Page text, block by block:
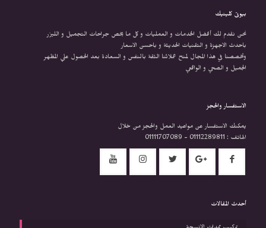
بيوتى كلينيك
نحن نقدم لك أفضل الخدمات و العمليات و كل ما يخص جراحات التجميل و الليزر
باحدث الاجهزة و التقنيات الحديثة و باحسن الاسعار
وتخصصنا في هذا المجال لمنح عملائنا الثقة بالنفس و السعادة بعد الحصول علي المظهر
الجميل و الصحي و الواقعي
الاستفسار والحجز
يمكنك الاستفسار عن مواعيد العمل والحجز من خلال
الهاتف : 01112289811 - 01111707089
أحدث المقالات